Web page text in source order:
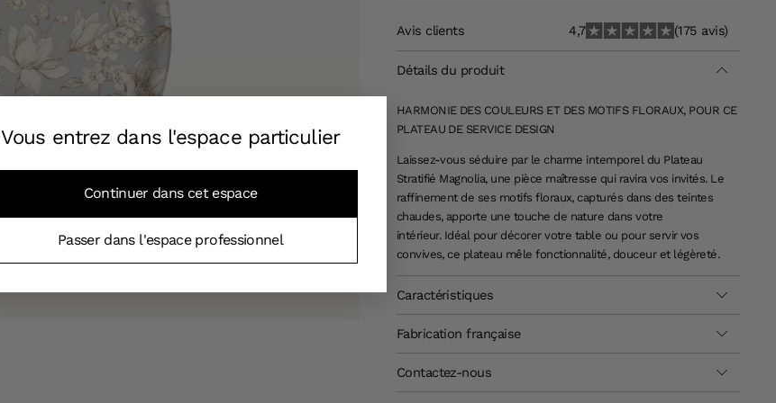
Vous entrez dans l'espace particulier
Continuer dans cet espace
Passer dans l'espace professionnel
Avis clients 4,7 (175 avis)
Détails du produit
HARMONIE DES COULEURS ET DES MOTIFS FLORAUX, POUR CE
PLATEAU DE SERVICE DESIGN
Laissez-vous séduire par le charme intemporel du Plateau
Stratifié Magnolia, une pièce maîtresse qui ravira vos invités. Le
raffinement de ses motifs floraux, capturés dans des teintes
chaudes, apporte une touche de nature dans votre
intérieur. Idéal pour décorer votre table ou pour servir vos
convives, ce plateau mêle fonctionnalité, douceur et légèreté.
Caractéristiques
Fabrication française
Contactez-nous